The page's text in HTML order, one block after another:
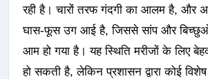
रही है। चारों तरफ गंदगी का आलम है, और
घास-फूस उग आई है, जिससे सांप और
आम हो गया है। यह स्थिति मरीजों के लिए
हो सकती है, लेकिन प्रशासन द्वारा कोई